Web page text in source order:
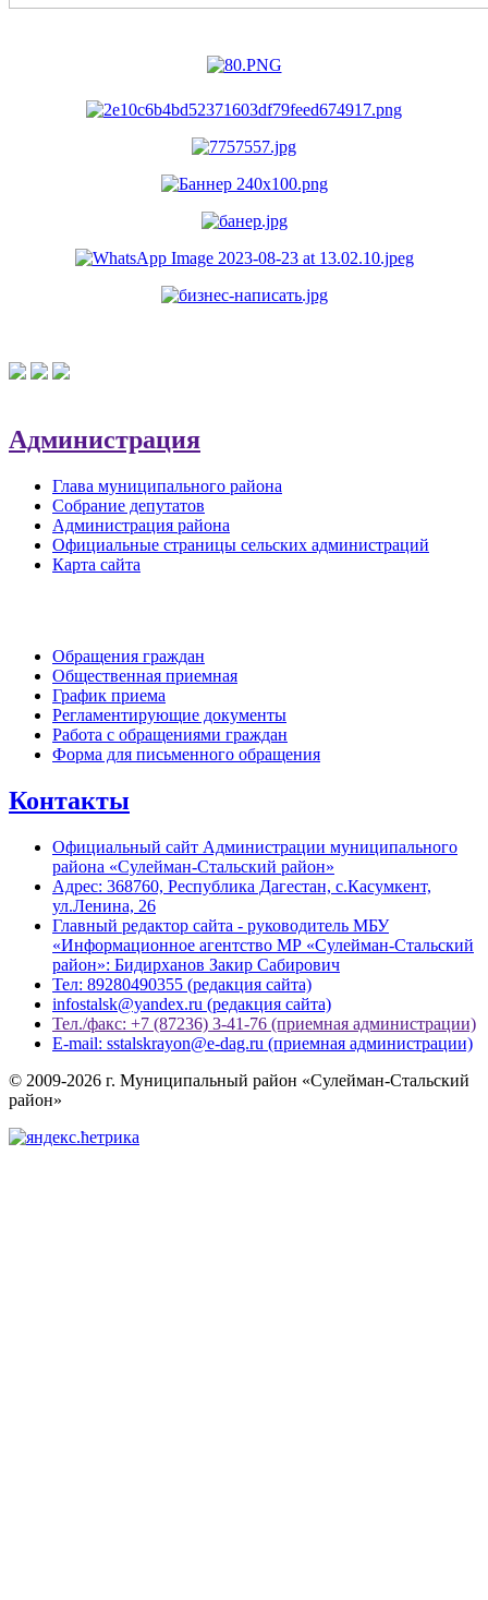
Администрация
Глава муниципального района
Собрание депутатов
Администрация района
Официальные страницы сельских администраций
Карта сайта
Обращения граждан
Общественная приемная
График приема
Регламентирующие документы
Работа с обращениями граждан
Форма для письменного обращения
Контакты
Официальный сайт Администрации муниципального
района «Сулейман-Стальский район»
Адрес: 368760, Республика Дагестан, с.Касумкент,
ул.Ленина, 26
Главный редактор сайта - руководитель МБУ
«Информационное агентство МР «Сулейман-Стальский
район»: Бидирханов Закир Сабирович
Тел: 89280490355 (редакция сайта)
infostalsk@yandex.ru (редакция сайта)
Тел./факс: +7 (87236) 3-41-76 (приемная администрации)
E-mail: sstalskrayon@e-dag.ru (приемная администрации)
© 2009-2026 г. Муниципальный район «Сулейман-Стальский
район»